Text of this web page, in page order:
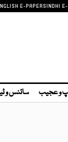
E-PAPERSINDHI
و عجیب سائنس و